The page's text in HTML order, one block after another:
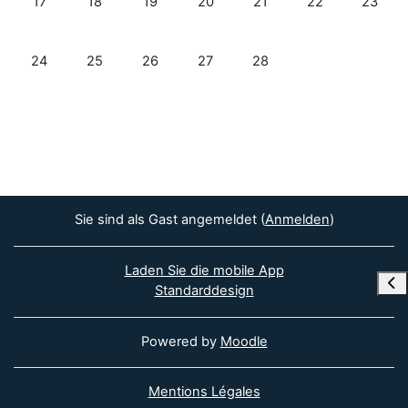
Keine Termine, Montag, 24. Februar
24 Keine Termine, Dienstag, 25. Februar
25 Keine Termine, Mittwoch, 26. Februar
26 Keine Termine, Donnerstag, 27.
27 Keine Termine, Freitag,
28
Sie sind als Gast angemeldet (Anmelden)
Laden Sie die mobile App
Standarddesign
Powered by Moodle
Mentions Légales